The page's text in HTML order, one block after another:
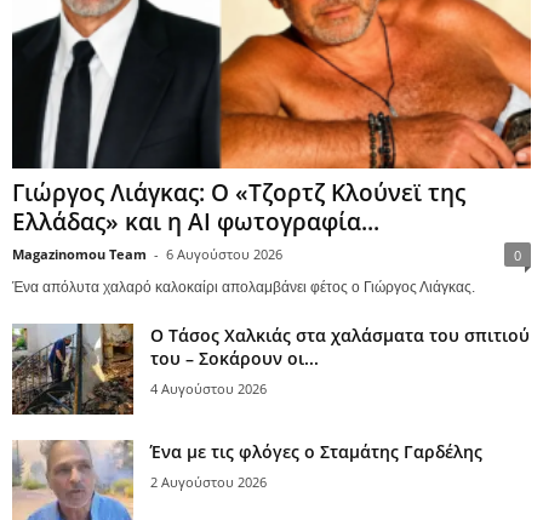
Γιώργος Λιάγκας: Ο «Τζορτζ Κλούνεϊ της
Ελλάδας» και η AI φωτογραφία...
Magazinomou Team - 6 Αυγούστου 2026 0
Ένα απόλυτα χαλαρό καλοκαίρι απολαμβάνει φέτος ο Γιώργος Λιάγκας.
Ο Τάσος Χαλκιάς στα χαλάσματα του σπιτιού
του – Σοκάρουν οι...
4 Αυγούστου 2026
Ένα με τις φλόγες ο Σταμάτης Γαρδέλης
2 Αυγούστου 2026